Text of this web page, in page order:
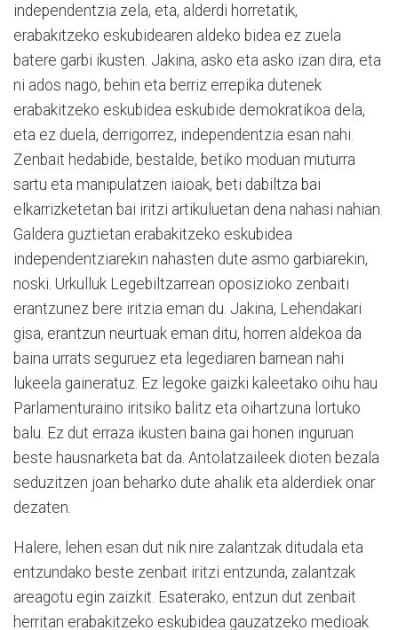
independentzia zela, eta, alderdi horretatik,
erabakitzeko eskubidearen aldeko bidea ez zuela
batere garbi ikusten. Jakina, asko eta asko izan dira, eta
ni ados nago, behin eta berriz errepika dutenek
erabakitzeko eskubidea eskubide demokratikoa dela,
eta ez duela, derrigorrez, independentzia esan nahi.
Zenbait hedabide, bestalde, betiko moduan muturra
sartu eta manipulatzen iaioak, beti dabiltza bai
elkarrizketetan bai iritzi artikuluetan dena nahasi nahian.
Galdera guztietan erabakitzeko eskubidea
independentziarekin nahasten dute asmo garbiarekin,
noski. Urkulluk Legebiltzarrean oposizioko zenbaiti
erantzunez bere iritzia eman du. Jakina, Lehendakari
gisa, erantzun neurtuak eman ditu, horren aldekoa da
baina urrats seguruez eta legediaren barnean nahi
lukeela gaineratuz. Ez legoke gaizki kaleetako oihu hau
Parlamenturaino iritsiko balitz eta oihartzuna lortuko
balu. Ez dut erraza ikusten baina gai honen inguruan
beste hausnarketa bat da. Antolatzaileek dioten bezala
seduzitzen joan beharko dute ahalik eta alderdiek onar
dezaten.
Halere, lehen esan dut nik nire zalantzak ditudala eta
entzundako beste zenbait iritzi entzunda, zalantzak
areagotu egin zaizkit. Esaterako, entzun dut zenbait
herritan erabakitzeko eskubidea gauzatzeko medioak